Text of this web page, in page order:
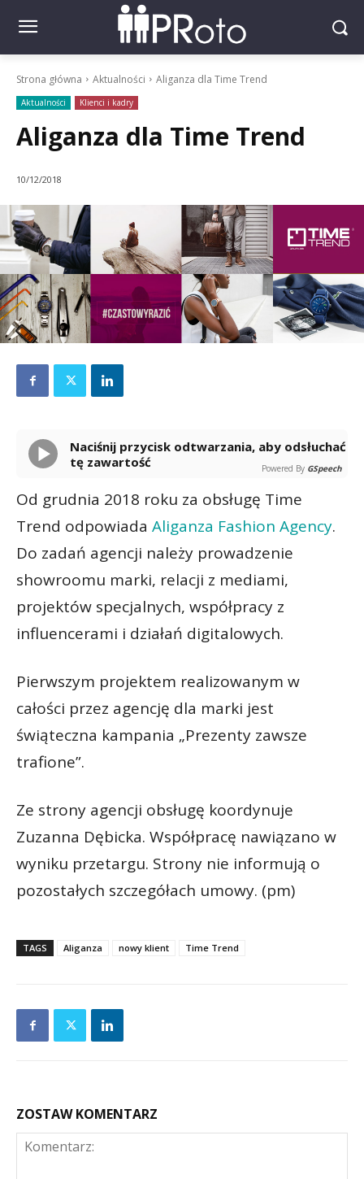
Strona główna Aktualności Aliganza dla Time Trend
Aktualności Klienci i kadry
Aliganza dla Time Trend
10/12/2018
Naciśnij przycisk odtwarzania, aby odsłuchać
tę zawartość
Powered By GSpeech
Od grudnia 2018 roku za obsługę Time
Trend odpowiada Aliganza Fashion Agency.
Do zadań agencji należy prowadzenie
showroomu marki, relacji z mediami,
projektów specjalnych, współpracy z
influencerami i działań digitalowych.
Pierwszym projektem realizowanym w
całości przez agencję dla marki jest
świąteczna kampania „Prezenty zawsze
trafione”.
Ze strony agencji obsługę koordynuje
Zuzanna Dębicka. Współpracę nawiązano w
wyniku przetargu. Strony nie informują o
pozostałych szczegółach umowy. (pm)
TAGS Aliganza nowy klient Time Trend
ZOSTAW KOMENTARZ